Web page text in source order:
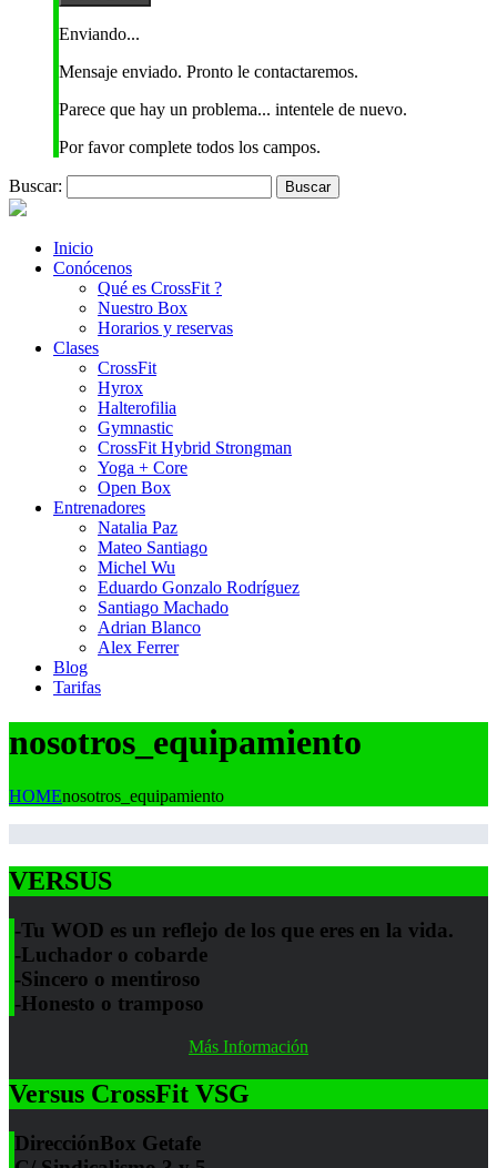
Enviando...
Mensaje enviado. Pronto le contactaremos.
Parece que hay un problema... intentele de nuevo.
Por favor complete todos los campos.
Buscar:
Inicio
Conócenos
Qué es CrossFit ?
Nuestro Box
Horarios y reservas
Clases
CrossFit
Hyrox
Halterofilia
Gymnastic
CrossFit Hybrid Strongman
Yoga + Core
Open Box
Entrenadores
Natalia Paz
Mateo Santiago
Michel Wu
Eduardo Gonzalo Rodríguez
Santiago Machado
Adrian Blanco
Alex Ferrer
Blog
Tarifas
nosotros_equipamiento
HOMEnosotros_equipamiento
VERSUS
-Tu WOD es un reflejo de los que eres en la vida.
-Luchador o cobarde
-Sincero o mentiroso
-Honesto o tramposo
Más Información
Versus CrossFit VSG
DirecciónBox Getafe